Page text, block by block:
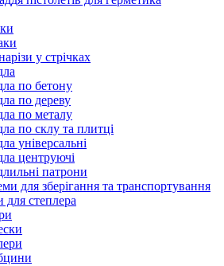
у стрічках
по бетону
по дереву
по металу
по склу та плитці
універсальні
центруючі
патрони
для зберігання та транспортування
для степлера